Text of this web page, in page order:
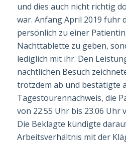
und dies auch nicht richtig
war. Anfang April 2019 fuhr
persönlich zu einer
Nachttablette zu geben,
lediglich mit ihr. Den
nächtlichen Besuch
trotzdem ab und bestätigte
Tagestourennachweis, die
von 22.55 Uhr bis 23.06 Uhr
Die Beklagte kündigte
Arbeitsverhältnis mit der